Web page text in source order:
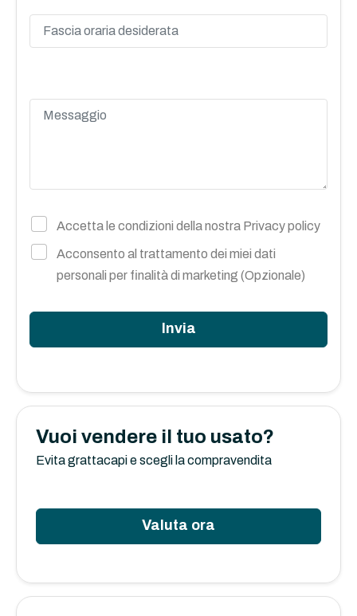
Vuoi vendere il tuo usato?
Evita grattacapi e scegli la compravendita
Valuta ora
Accetta le condizioni della nostra Privacy policy
Acconsento al trattamento dei miei dati
personali per finalità di marketing (Opzionale)
Invia